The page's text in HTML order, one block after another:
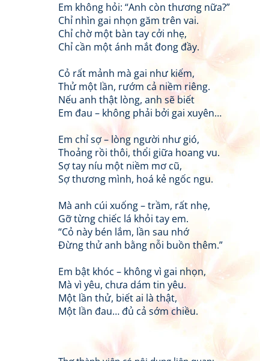
Em không hỏi: “Anh còn thương nữa?”
Chỉ nhìn gai nhọn găm trên vai.
Chỉ chờ một bàn tay cởi nhẹ,
Chỉ cần một ánh mắt đong đầy.
Cỏ rất mảnh mà gai như kiếm,
Thử một lần, rướm cả niềm riêng.
Nếu anh thật lòng, anh sẽ biết
Em đau – không phải bởi gai xuyên…
Em chỉ sợ – lòng người như gió,
Thoảng rồi thôi, thổi giữa hoang vu.
Sợ tay níu một niềm mơ cũ,
Sợ thương mình, hoá kẻ ngốc ngu.
Mà anh cúi xuống – trầm, rất nhẹ,
Gỡ từng chiếc lá khỏi tay em.
“Cỏ này bén lắm, lần sau nhớ
Đừng thử anh bằng nỗi buồn thêm.”
Em bật khóc – không vì gai nhọn,
Mà vì yêu, chưa dám tin yêu.
Một lần thử, biết ai là thật,
Một lần đau… đủ cả sớm chiều.